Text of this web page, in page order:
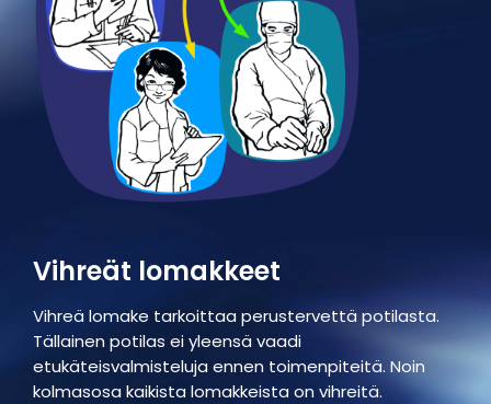
Vihreät lomakkeet
Vihreä lomake tarkoittaa perustervettä potilasta.
Tällainen potilas ei yleensä vaadi
etukäteisvalmisteluja ennen toimenpiteitä. Noin
kolmasosa kaikista lomakkeista on vihreitä.